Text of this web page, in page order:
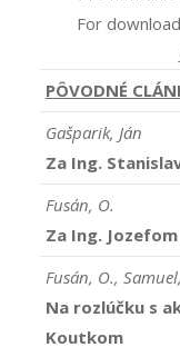
For
PÔVODNÉ
Gašparik, Ján
Za Ing.
Fusán, O.
Za Ing.
Fusán, O.,
Na rozlúčku s
Koutkom